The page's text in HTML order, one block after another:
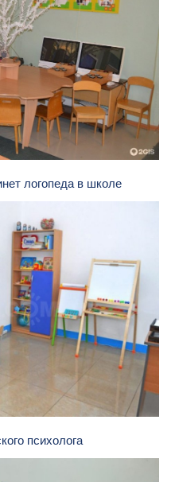
логопеда в школе
психолога